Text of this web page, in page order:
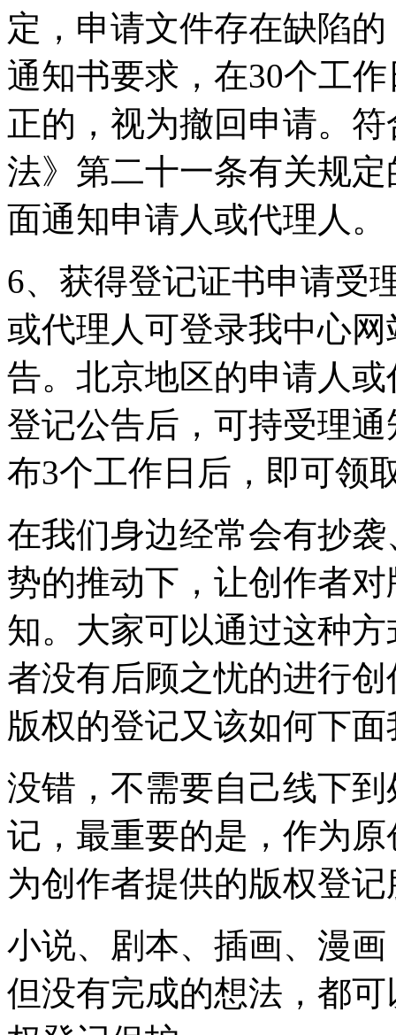
定，申请文件存在缺陷
通知书要求，在30个工
正的，视为撤回申请。
法》第二十一条有关规
面通知申请人或代理人。
6、获得登记证书申请受
或代理人可登录我中心
告。北京地区的申请人
登记公告后，可持受理
布3个工作日后，即可领
在我们身边经常会有抄
势的推动下，让创作者
知。大家可以通过这种
者没有后顾之忧的进行
版权的登记又该如何下
没错，不需要自己线下
记，最重要的是，作为
为创作者提供的版权登
小说、剧本、插画、漫
但没有完成的想法，都